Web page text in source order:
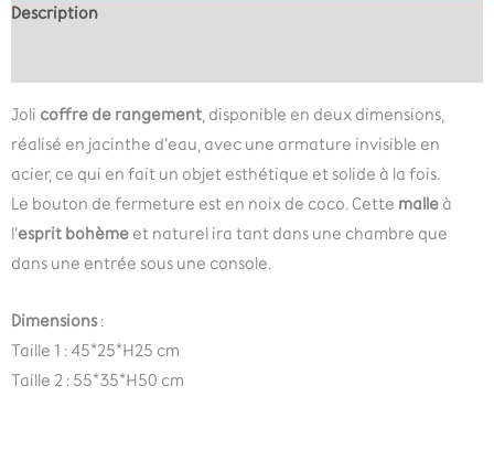
Description
Joli coffre de rangement, disponible en deux dimensions,
réalisé en jacinthe d’eau, avec une armature invisible en
acier, ce qui en fait un objet esthétique et solide à la fois.
Le bouton de fermeture est en noix de coco. Cette malle à
l’esprit bohème et naturel ira tant dans une chambre que
dans une entrée sous une console.
Dimensions:
Taille 1 : 45*25*H25 cm
Taille 2 : 55*35*H50 cm